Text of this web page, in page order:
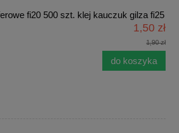
fi20 500 szt. klej kauczuk gilza fi25
1,50 zł
1,90 zł
do koszyka